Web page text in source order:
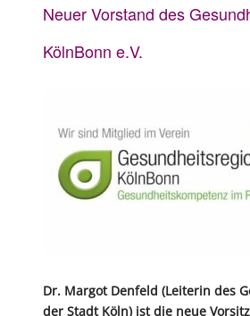
Neuer Vorstand des
KölnBonn e.V.
Dr. Margot Denfeld (Leiterin des
der Stadt Köln) ist die neue